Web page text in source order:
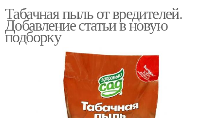
Табачная пыль от вредителей.
Добавление статьи в новую
подборку